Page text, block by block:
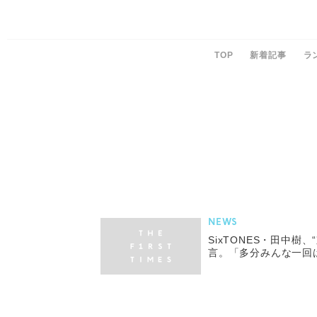
TOP 新着記事 ラ
NEWS
SixTONES・田中樹、
言。「多分みんな一回